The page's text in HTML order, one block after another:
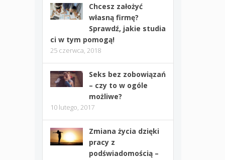
Chcesz założyć
własną firmę?
Sprawdź, jakie studia
ci w tym pomogą!
25 czerwca, 2018
Seks bez zobowiązań
– czy to w ogóle
możliwe?
10 lutego, 2017
Zmiana życia dzięki
pracy z
podświadomością –